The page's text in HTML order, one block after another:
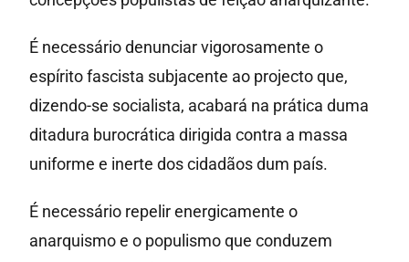
É necessário denunciar vigorosamente o
espírito fascista subjacente ao projecto que,
dizendo-se socialista, acabará na prática duma
ditadura burocrática dirigida contra a massa
uniforme e inerte dos cidadãos dum país.
É necessário repelir energicamente o
anarquismo e o populismo que conduzem